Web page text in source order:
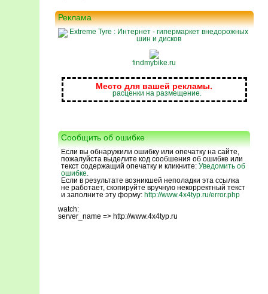
Реклама
findmybike.ru
Место для вашей рекламы.
расценки на размещение.
Сообщить об ошибке
Если вы обнаружили ошибку или опечатку на сайте,
пожалуйста выделите код сообшения об ошибке или
текст содержащий опечатку и кликните: Уведомить об
ошибке.
Если в результате возникшей неполадки эта ссылка
не работает, скопируйте вручную некорректный текст
и заполните эту форму: http://www.4x4typ.ru/error.php
watch:
server_name => http://www.4x4typ.ru